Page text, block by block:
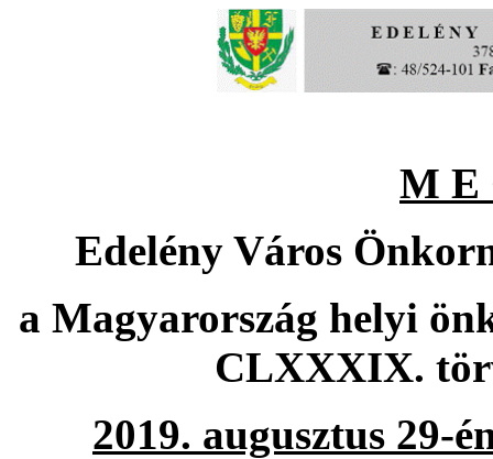
M E
Edelény Város
a Magyarország helyi
CLXXXIX.
2019. augusztus 29-